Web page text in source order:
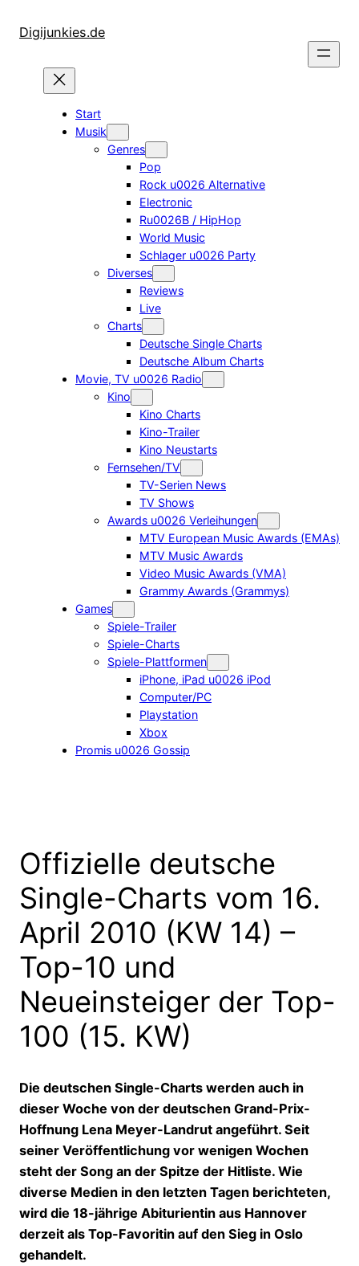
InhaltDigijunkies.de
Start
Musik
Genres
Pop
Rock u0026 Alternative
Electronic
Ru0026B / HipHop
World Music
Schlager u0026 Party
Diverses
Reviews
Live
Charts
Deutsche Single Charts
Deutsche Album Charts
Movie, TV u0026 Radio
Kino
Kino Charts
Kino-Trailer
Kino Neustarts
Fernsehen/TV
TV-Serien News
TV Shows
Awards u0026 Verleihungen
MTV European Music Awards (EMAs)
MTV Music Awards
Video Music Awards (VMA)
Grammy Awards (Grammys)
Games
Spiele-Trailer
Spiele-Charts
Spiele-Plattformen
iPhone, iPad u0026 iPod
Computer/PC
Playstation
Xbox
Promis u0026 Gossip
Offizielle deutsche
Single-Charts vom 16.
April 2010 (KW 14) –
Top-10 und
Neueinsteiger der Top-
100 (15. KW)
Die deutschen Single-Charts werden auch in
dieser Woche von der deutschen Grand-Prix-
Hoffnung Lena Meyer-Landrut angeführt. Seit
seiner Veröffentlichung vor wenigen Wochen
steht der Song an der Spitze der Hitliste. Wie
diverse Medien in den letzten Tagen berichteten,
wird die 18-jährige Abiturientin aus Hannover
derzeit als Top-Favoritin auf den Sieg in Oslo
gehandelt.